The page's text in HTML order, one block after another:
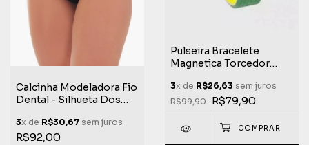
Calcinha Modeladora Fio
Dental - Silhueta Dos
Total Life Extreme
3x de R$30,67 sem juros
R$92,00
Pulseira Bracelete
Magnetica Torcedor
Mundo Life Extreme
3x de R$26,63 sem juros
R$99,90 R$79,90